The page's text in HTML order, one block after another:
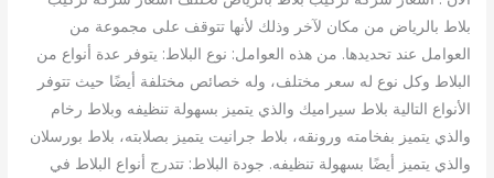
بلاط بالرياض من مكان لآخر وذلك لأنها تتوقف على مجموعة من
العوامل عند تحديدها. من هذه العوامل: نوع البلاط: يتوفر عدة أنواع من
البلاط وكل نوع له سعر مختلف، وله خصائص مختلفة أيضًا حيث تتوفر
الأنواع التالية بلاط سيراميك والذي يتميز بسهولة تنظيفه وبلاط رخام
والذي يتميز بفخامته ورونقه، بلاط جرانيت يتميز بصلابته، بلاط بورسلان
والذي يتميز أيضًا بسهولة تنظيفه. جودة البلاط: تتدرج أنواع البلاط في